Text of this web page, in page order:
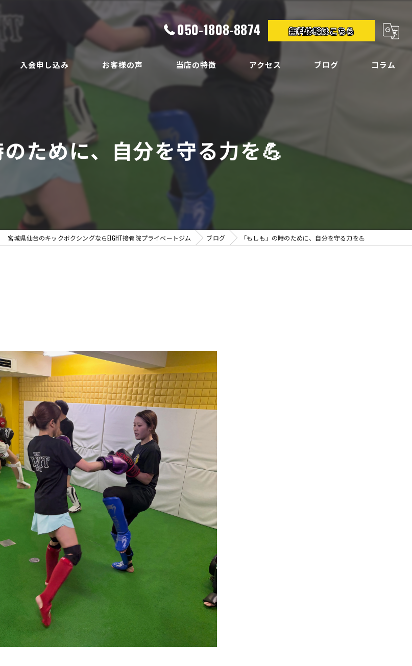
050-1808-8874 無料体験はこちら
入会申し込み お客様の声 当店の特徴
ダイエット
ボディメイク
安い
アクセス ブログ コラム
のために、自分を守る力を💪
宮城県仙台のキックボクシングならEIGHT接骨院プライベートジム ブログ 「もしも」の時のために、自分を守る力を💪